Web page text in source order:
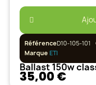
RéférenceD10-105-101
Marque ETI
Ballast 150w
35,00 €